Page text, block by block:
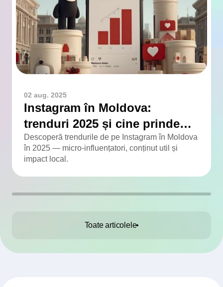
02 aug. 2025
Instagram în Moldova:
trenduri 2025 și cine prinde
viteză
Descoperă trendurile de pe Instagram în Moldova
în 2025 — micro-influențatori, conținut util și
impact local.
Toate articolele